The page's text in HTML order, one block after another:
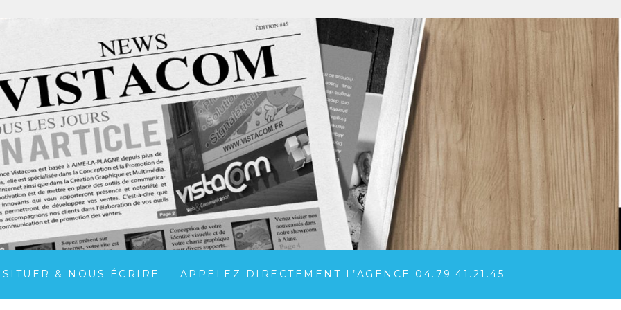
SITUER & NOUS ÉCRIRE APPELEZ DIRECTEMENT L’AGENCE 04.79.41.21.45